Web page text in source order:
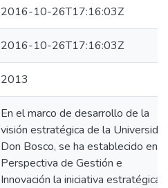
2016-10-26T17:16:03Z
2016-10-26T17:16:03Z
2013
En el marco de desarrollo de la
visión estratégica de la
Don Bosco, se ha establecido en la
Perspectiva de Gestión e
Innovación la iniciativa estratégica